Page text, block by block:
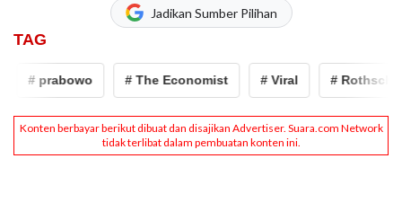
Jadikan Sumber Pilihan
TAG
# prabowo # The Economist # Viral # Rothschild